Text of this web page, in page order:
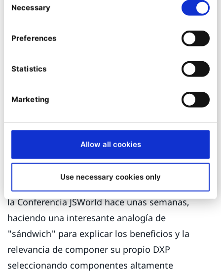
Selection
Necessary
Preferences
Statistics
Marketing
Allow all cookies
Use necessary cookies only
O adoptan un enfoque acoplable en el que
los componentes seleccionados (sin que
necesariamente se originen en un CMS o
repositorio de contenido) se integran en
una agradable experiencia de
front-end.
O seleccionan un conjunto de módulos
"preintegrados" de un proveedor de DXP.
Estas son consideraciones clave y son muy
discutidas en nuestra industria, tanto por
proveedores como por compradores.
la Conferencia JSWorld hace unas semanas,
haciendo una interesante analogía de
"sándwich" para explicar los beneficios y la
relevancia de componer su propio DXP
seleccionando componentes altamente